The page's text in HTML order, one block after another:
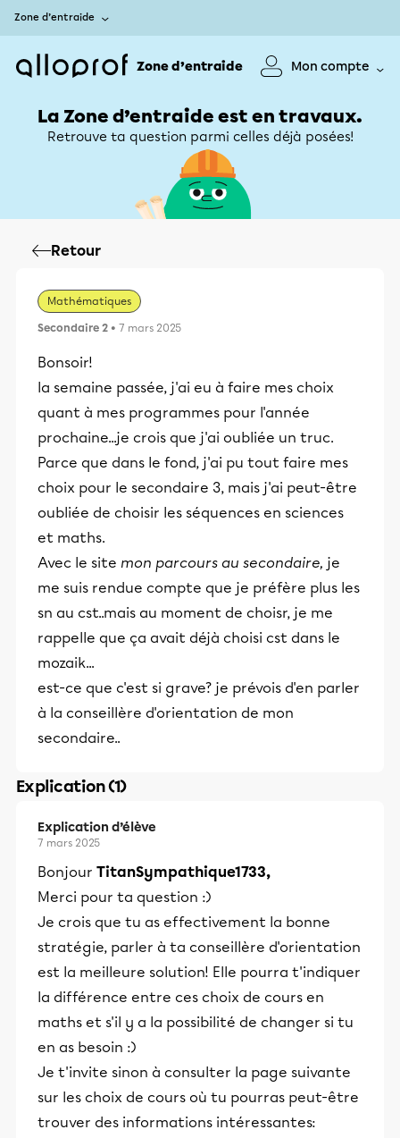
Zone d’entraide
Zone d’entraide Mon compte
La Zone d’entraide est en travaux.
Retrouve ta question parmi celles déjà posées!
Retour
Mathématiques
Secondaire 2 • 7 mars 2025
Bonsoir!
la semaine passée, j'ai eu à faire mes choix
quant à mes programmes pour l'année
prochaine...je crois que j'ai oubliée un truc.
Parce que dans le fond, j'ai pu tout faire mes
choix pour le secondaire 3, mais j'ai peut-être
oubliée de choisir les séquences en sciences
et maths.
Avec le site mon parcours au secondaire, je
me suis rendue compte que je préfère plus les
sn au cst..mais au moment de choisr, je me
rappelle que ça avait déjà choisi cst dans le
mozaik...
est-ce que c'est si grave? je prévois d'en parler
à la conseillère d'orientation de mon
secondaire..
Explication (1)
Explication d’élève
7 mars 2025
Bonjour TitanSympathique1733,
Merci pour ta question :)
Je crois que tu as effectivement la bonne
stratégie, parler à ta conseillère d'orientation
est la meilleure solution! Elle pourra t'indiquer
la différence entre ces choix de cours en
maths et s'il y a la possibilité de changer si tu
en as besoin :)
Je t'invite sinon à consulter la page suivante
sur les choix de cours où tu pourras peut-être
trouver des informations intéressantes: